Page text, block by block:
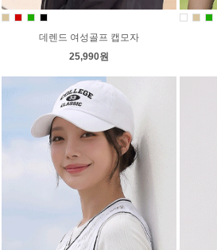
데렌드 여성골프 캡모자
25,990원